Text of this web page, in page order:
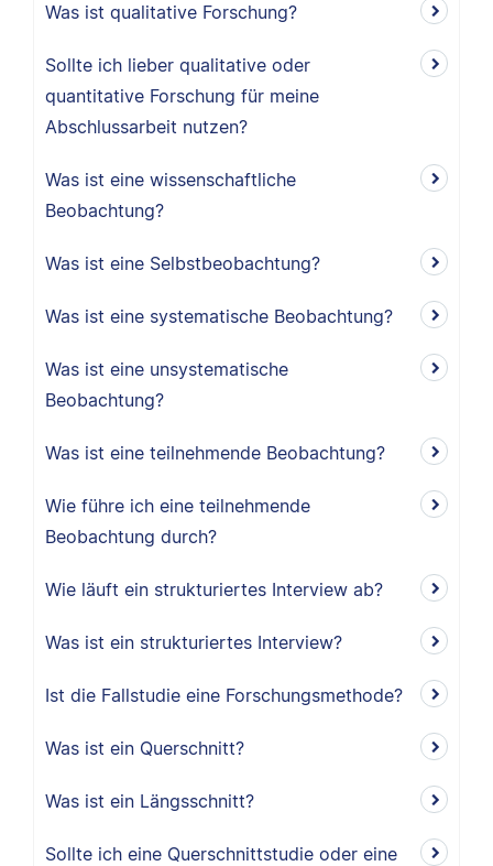
Was ist qualitative Forschung?
Sollte ich lieber qualitative oder
quantitative Forschung für meine
Abschlussarbeit nutzen?
Was ist eine wissenschaftliche
Beobachtung?
Was ist eine Selbstbeobachtung?
Was ist eine systematische Beobachtung?
Was ist eine unsystematische
Beobachtung?
Was ist eine teilnehmende Beobachtung?
Wie führe ich eine teilnehmende
Beobachtung durch?
Wie läuft ein strukturiertes Interview ab?
Was ist ein strukturiertes Interview?
Ist die Fallstudie eine Forschungsmethode?
Was ist ein Querschnitt?
Was ist ein Längsschnitt?
Sollte ich eine Querschnittstudie oder eine